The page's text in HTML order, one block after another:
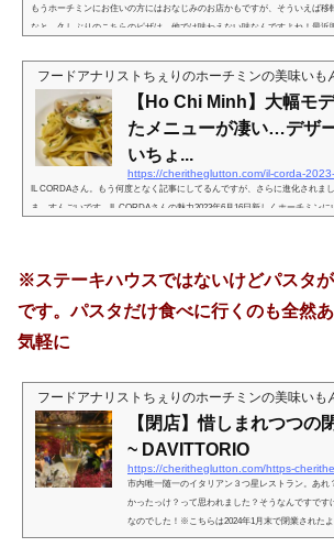
もうホーチミンにお住いの方にはおなじみのお店かもですが、そういえば移
なと。久しぶりのこちらのピザは、他では味わえない味なんですよね！最近
ちらのお店は以前、Mac Dinh Chiにあった頃から唯一無二の存在でしたね。
食べても美味しくて、且つ、いかにホーチミンがピザ天国といえど、ここ
なく、たまに「ここのピザが...
フードアナリストちぇりのホーチミンの美味いも
【Ho Chi Minh】大幅モ
たメニューが凄い…デザ
いちょ...
https://cheritheglutton.com/il-corda-
IL CORDAさん。もう何度となく記事にしてるんですが、さらに進化されま
ま、すんごいです。IL CORDAさんの魅力2023年6月16日新しくホーチミン
るお店は他にありません。(2023年6...
※ステーキハウスではないけどパスタ
です。パスタだけ食べに行くのも全然
気軽に
フードアナリストちぇりのホーチミンの美味いも
【閉店】惜しまれつつの
~ DAVITTORIO
https://cheritheglutton.com/https-
市内唯一随一のイタリアン３つ星レストラン。あれ
かったっけ？って思われました？そうなんですです
なのでした！※こちらは2024年1月末で閉業された
イタリアン３つ星レストラン！オープンから二ヶ月